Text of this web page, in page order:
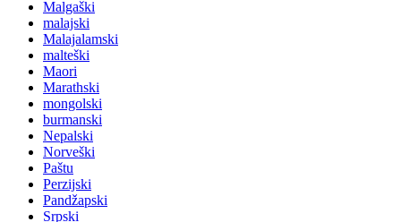
Malgaški
malajski
Malajalamski
malteški
Maori
Marathski
mongolski
burmanski
Nepalski
Norveški
Paštu
Perzijski
Pandžapski
Srpski